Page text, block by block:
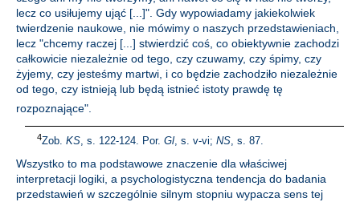
lecz co usiłujemy ująć [...]". Gdy wypowiadamy jakiekolwiek
twierdzenie naukowe, nie mówimy o naszych przedstawieniach,
lecz "chcemy raczej [...] stwierdzić coś, co obiektywnie zachodzi
całkowicie niezależnie od tego, czy czuwamy, czy śpimy, czy
żyjemy, czy jesteśmy martwi, i co będzie zachodziło niezależnie
od tego, czy istnieją lub będą istnieć istoty prawdę tę
rozpoznające"
4Zob. KS, s. 122-124. Por. Gl, s. v-vi; NS, s. 87.
Wszystko to ma podstawowe znaczenie dla właściwej
interpretacji logiki, a psychologistyczna tendencja do badania
przedstawień w szczególnie silnym stopniu wypacza sens tej